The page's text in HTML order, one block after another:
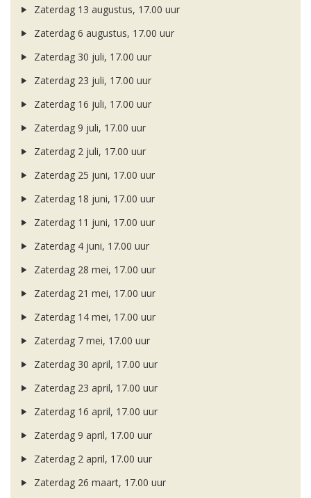
Zaterdag 13 augustus, 17.00 uur
Zaterdag 6 augustus, 17.00 uur
Zaterdag 30 juli, 17.00 uur
Zaterdag 23 juli, 17.00 uur
Zaterdag 16 juli, 17.00 uur
Zaterdag 9 juli, 17.00 uur
Zaterdag 2 juli, 17.00 uur
Zaterdag 25 juni, 17.00 uur
Zaterdag 18 juni, 17.00 uur
Zaterdag 11 juni, 17.00 uur
Zaterdag 4 juni, 17.00 uur
Zaterdag 28 mei, 17.00 uur
Zaterdag 21 mei, 17.00 uur
Zaterdag 14 mei, 17.00 uur
Zaterdag 7 mei, 17.00 uur
Zaterdag 30 april, 17.00 uur
Zaterdag 23 april, 17.00 uur
Zaterdag 16 april, 17.00 uur
Zaterdag 9 april, 17.00 uur
Zaterdag 2 april, 17.00 uur
Zaterdag 26 maart, 17.00 uur